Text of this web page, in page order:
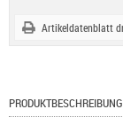
Artikeldatenblatt
PRODUKTBESCHREIBUNG